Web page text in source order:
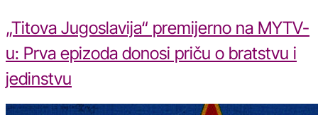
„Titova Jugoslavija“ premijerno na MYTV-
u: Prva epizoda donosi priču o bratstvu i
jedinstvu